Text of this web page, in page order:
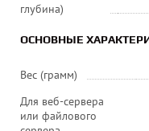
глубина)
ОСНОВНЫЕ
Вес (грамм)
Для веб-сервера
или файлового